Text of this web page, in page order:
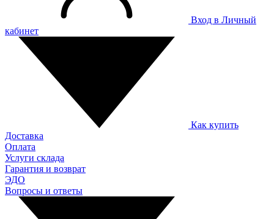
Вход в Личный
кабинет
Как купить
Доставка
Оплата
Услуги склада
Гарантия и возврат
ЭДО
Вопросы и ответы